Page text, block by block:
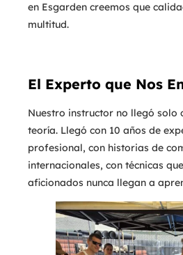
en Esgarden creemos que
multitud.
El Experto que Nos
Nuestro instructor no llegó solo
teoría. Llegó con 10 años de
profesional, con historias de
internacionales, con técnicas
aficionados nunca llegan a